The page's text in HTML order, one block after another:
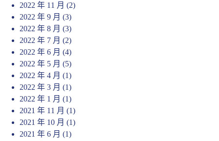
2022 年 11 月 (2)
2022 年 9 月 (3)
2022 年 8 月 (3)
2022 年 7 月 (2)
2022 年 6 月 (4)
2022 年 5 月 (5)
2022 年 4 月 (1)
2022 年 3 月 (1)
2022 年 1 月 (1)
2021 年 11 月 (1)
2021 年 10 月 (1)
2021 年 6 月 (1)